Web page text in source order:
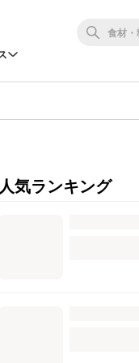
人気ランキング